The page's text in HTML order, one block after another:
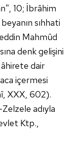
10; İbrâhim
sıhhati
Mahmûd
denk gelişini
dair
içermesi
XXX, 602).
adıyla
Ktp.,